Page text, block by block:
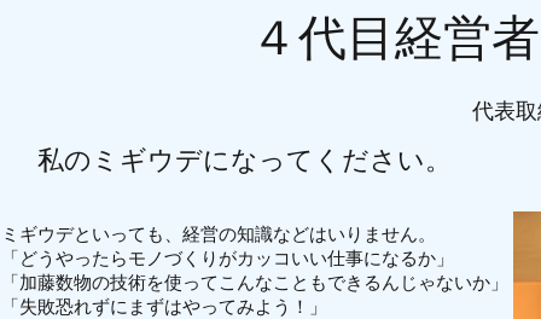
４代目経営
代表
​​私のミギウデになってください。
ミギウデといっても、経営の知識などはいりません。
「どうやったらモノづくりがカッコいい仕事になるか」
「加藤数物の技術を使ってこんなこともできるんじゃないか」
「失敗恐れずにまずはやってみよう！」